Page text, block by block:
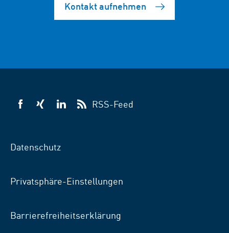
Kontakt aufnehmen
VSB
VSB
VSB
RSS-Feed
Datenschutz
Privatsphäre-Einstellungen
Barrierefreiheitserklärung